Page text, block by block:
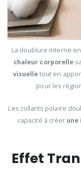
La doublure interne
chaleur corporelle
visuelletout en
pour les
Les collants polaire
capacité à créer une
Effet